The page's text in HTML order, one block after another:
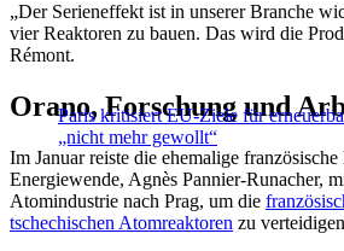
„Der Serieneffekt ist in unserer Branche
vier Reaktoren zu bauen. Das wird die
Rémont.
Paris kritisiert EU-Ziele für
„nicht mehr gewollt“
Orano, Forschung und
Im Januar reiste die ehemalige
Energiewende, Agnès Pannier-Runacher,
Atomindustrie nach Prag, um die
tschechischen Atomreaktoren zu